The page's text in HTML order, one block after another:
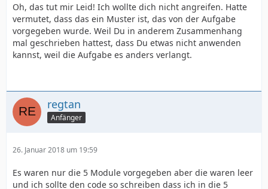
Oh, das tut mir Leid! Ich wollte dich nicht angreifen. Hatte
vermutet, dass das ein Muster ist, das von der Aufgabe
vorgegeben wurde. Weil Du in anderem Zusammenhang
mal geschrieben hattest, dass Du etwas nicht anwenden
kannst, weil die Aufgabe es anders verlangt.
regtan
Anfänger
26. Januar 2018 um 19:59
Es waren nur die 5 Module vorgegeben aber die waren leer
und ich sollte den code so schreiben dass ich in die 5